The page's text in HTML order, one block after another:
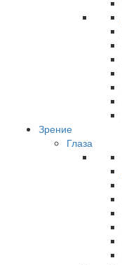
Зрение
Глаза